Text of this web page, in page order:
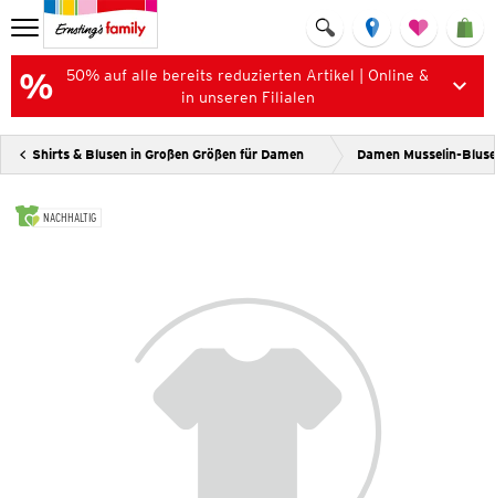
50% auf alle bereits reduzierten Artikel | Online &
in unseren Filialen
Shirts & Blusen in Großen Größen für Damen Damen Musselin-Bluse
NACHHALTIG